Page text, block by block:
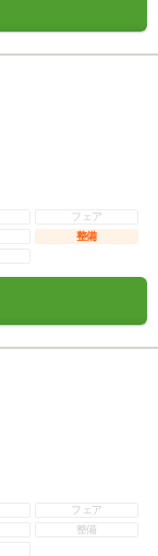
フェア
整備
フェア
整備